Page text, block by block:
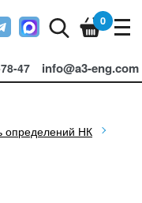
47 info@a3-eng.com
0
определений НК